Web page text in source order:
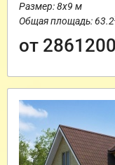
Размер: 8х9 м
Общая площадь: 63.2
от 2861200